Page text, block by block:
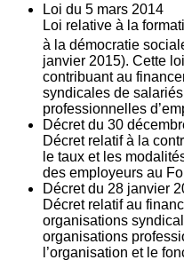
Loi du 5 mars 2014
Loi relative à la
à la démocratie
janvier 2015). Cette
contribuant au
syndicales de
professionnelles
Décret du 30
Décret relatif à la
le taux et les
des employeurs au
Décret du 28 janvier
Décret relatif au
organisations
organisations
l’organisation et le